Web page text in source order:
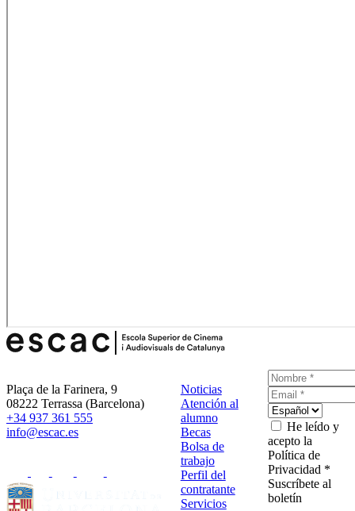
Plaça de la Farinera, 9
08222 Terrassa (Barcelona)
+34 937 361 555
info@escac.es
Noticias
Atención al
alumno
Becas
Bolsa de
trabajo
Perfil del
contratante
Servicios
He leído y
acepto la
Política de
Privacidad *
Suscríbete al
boletín